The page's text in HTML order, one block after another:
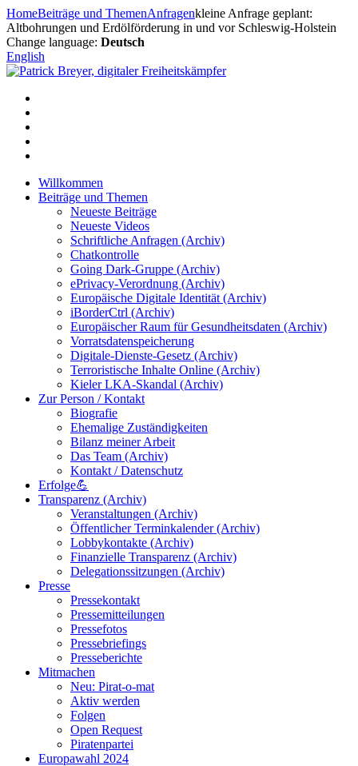
Zum
Inhalt
springen
HomeBeiträge und ThemenAnfragenkleine Anfrage geplant:
Altbohrungen und Erdölförderung in und vor Schleswig-Holstein
Change language: Deutsch
English
Willkommen
Beiträge und Themen
Neueste Beiträge
Neueste Videos
Schriftliche Anfragen (Archiv)
Chatkontrolle
Going Dark-Gruppe (Archiv)
ePrivacy-Verordnung (Archiv)
Europäische Digitale Identität (Archiv)
iBorderCtrl (Archiv)
Europäischer Raum für Gesundheitsdaten (Archiv)
Vorratsdatenspeicherung
Digitale-Dienste-Gesetz (Archiv)
Terroristische Inhalte Online (Archiv)
Kieler LKA-Skandal (Archiv)
Zur Person / Kontakt
Biografie
Ehemalige Zuständigkeiten
Bilanz meiner Arbeit
Das Team (Archiv)
Kontakt / Datenschutz
Erfolge💪
Transparenz (Archiv)
Veranstaltungen (Archiv)
Öffentlicher Terminkalender (Archiv)
Lobbykontakte (Archiv)
Finanzielle Transparenz (Archiv)
Delegationssitzungen (Archiv)
Presse
Pressekontakt
Pressemitteilungen
Pressefotos
Pressebriefings
Presseberichte
Mitmachen
Neu: Pirat-o-mat
Aktiv werden
Folgen
Open Request
Piratenpartei
Europawahl 2024